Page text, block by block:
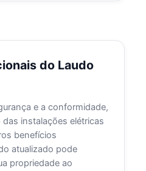
do Laudo
e a conformidade,
instalações elétricas
benefícios
atualizado pode
propriedade ao